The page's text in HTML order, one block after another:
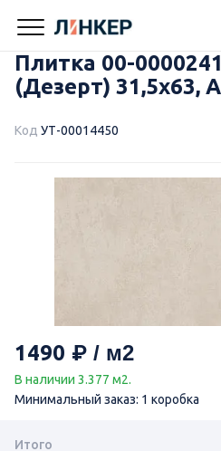
Плитка 00-
(Дезерт) 31,5х63,
Код УТ-00014450
1490
В наличии 3.377 м2.
Минимальный заказ: 1 коробка
Итого